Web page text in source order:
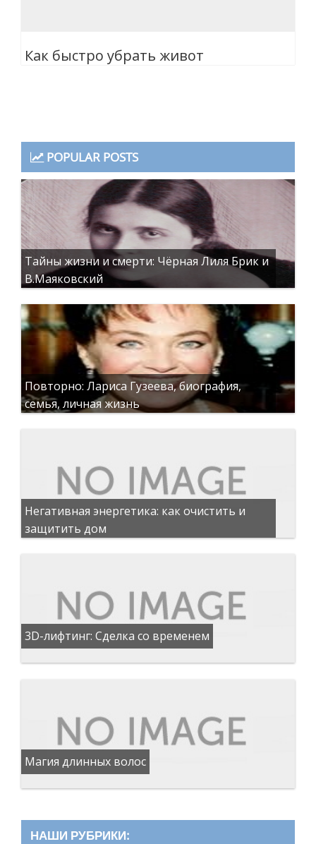
Как быстро убрать живот
POPULAR POSTS
Тайны жизни и смерти: Чёрная Лиля Брик и
В.Маяковский
Повторно: Лариса Гузеева, биография,
семья, личная жизнь
Негативная энергетика: как очистить и
защитить дом
3D-лифтинг: Сделка со временем
Магия длинных волос
НАШИ РУБРИКИ: